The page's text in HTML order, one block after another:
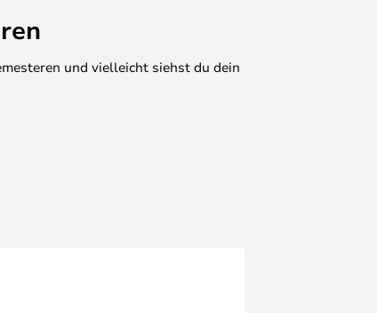
und vielleicht siehst du dein